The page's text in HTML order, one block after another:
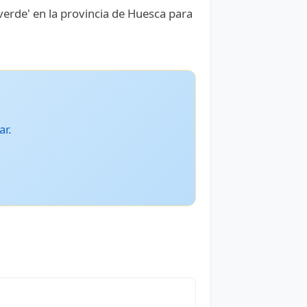
en la provincia de Huesca para